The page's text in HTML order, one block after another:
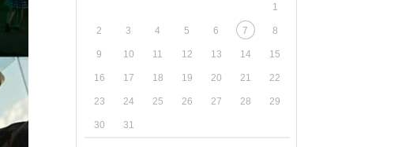
1
2 3 4 5 6 7 8
9 10 11 12 13 14 15
16 17 18 19 20 21 22
23 24 25 26 27 28 29
30 31